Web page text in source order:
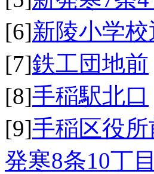
[6]新陵小学校
[7]鉄工団地前
[8]手稲駅北口
[9]手稲区役所
発寒8条10丁目